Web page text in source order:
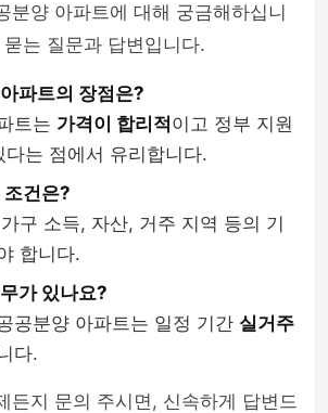
분양 아파트에 대해 궁금해하십니
는 질문과 답변입니다.
파트의 장점은?
트는 가격이 합리적이고 정부 지원
다는 점에서 유리합니다.
조건은?
구 소득, 자산, 거주 지역 등의 기
합니다.
가 있나요?
공분양 아파트는 일정 기간 실거주
다.
든지 문의 주시면, 신속하게 답변드